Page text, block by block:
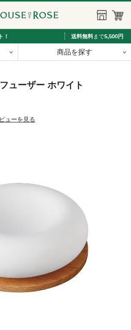
！ 送料無料まで5,500円
商品を探す
ューザー ホワイト
ューを見る